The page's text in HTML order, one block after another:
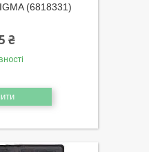
(6818331)
₴